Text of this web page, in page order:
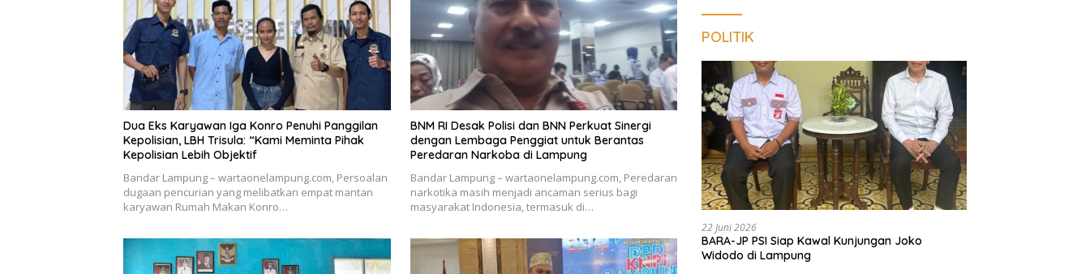
Dua Eks Karyawan Iga Konro Penuhi Panggilan
Kepolisian, LBH Trisula: “Kami Meminta Pihak
Kepolisian Lebih Objektif
Bandar Lampung – wartaonelampung.com, Persoalan
dugaan pencurian yang melibatkan empat mantan
karyawan Rumah Makan Konro…
BNM RI Desak Polisi dan BNN Perkuat Sinergi
dengan Lembaga Penggiat untuk Berantas
Peredaran Narkoba di Lampung
Bandar Lampung – wartaonelampung.com, Peredaran
narkotika masih menjadi ancaman serius bagi
masyarakat Indonesia, termasuk di…
POLITIK
22 Juni 2026
BARA-JP PSI Siap Kawal Kunjungan Joko
Widodo di Lampung